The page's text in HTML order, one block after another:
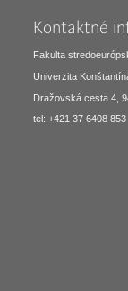
Kontaktné
Fakulta
Univerzita
Dražovská cesta 4,
tel: +421 37 6408 853